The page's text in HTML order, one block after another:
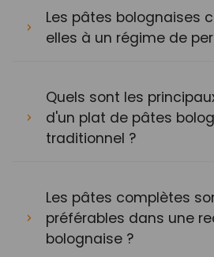
Les pâtes bolognaises
elles à un régime de
Quels sont les
d'un plat de pâtes
traditionnel ?
Les pâtes complètes
préférables dans une
bolognaise ?